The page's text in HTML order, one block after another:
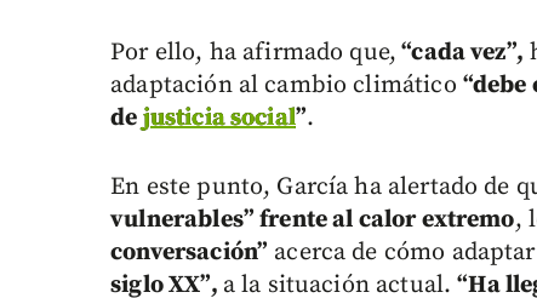
Por ello, ha afirmado que, “cada vez”,
adaptación al cambio climático
de justicia social”.
En este punto, García ha alertado de
vulnerables” frente al calor extremo,
conversación” acerca de cómo
siglo XX”, a la situación actual.“Ha